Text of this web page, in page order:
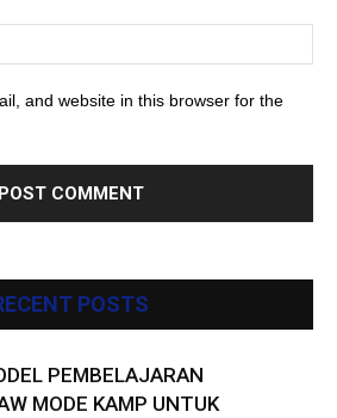
and website in this browser for the
POSTS
PEMBELAJARAN
MODE KAMP UNTUK